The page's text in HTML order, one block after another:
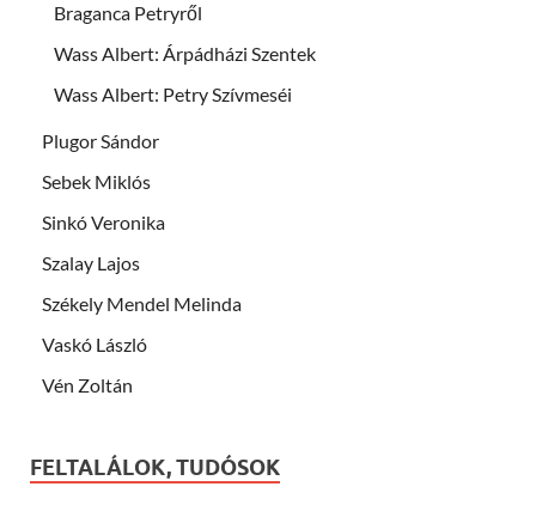
Braganca Petryről
Wass Albert: Árpádházi Szentek
Wass Albert: Petry Szívmeséi
Plugor Sándor
Sebek Miklós
Sinkó Veronika
Szalay Lajos
Székely Mendel Melinda
Vaskó László
Vén Zoltán
FELTALÁLOK, TUDÓSOK